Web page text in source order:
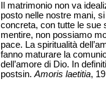
Il matrimonio non va
posto nelle nostre mani,
concreta, con tutte le sue
mentire, non possiamo
pace. La spiritualità
fanno maturare la
dell’amore di Dio. In
postsin. Amoris laetitia,